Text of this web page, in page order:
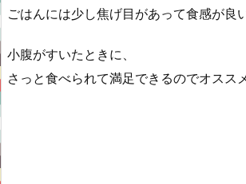
ごはんには少し焦げ目があって食感が良
小腹がすいたときに、
さっと食べられて満足できるのでオスス